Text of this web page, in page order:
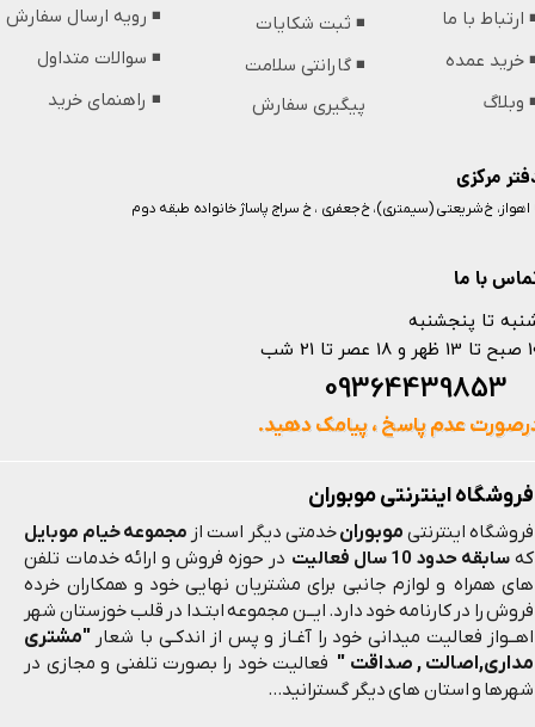
فروشگاه اینترنتی موبوران
فروشگاه اینترنتی موبورانخدمتی دیگر است از مجموعه خیام موبایل
که سابقه حدود 10 سال فعالیت
در حوزه فروش و ارائه خدمات تلفن
های همراه و لوازم جانبی برای مشتریان نهایی خود و همکاران خرده
فروش را در کارنامه خود دارد. ایــن مجموعه ابتـدا در قلب خوزستان شهر
اهــواز فعالیت میدانی خود را آغـاز و پس از اندکـی با شعار "مشتری
مداری,اصالت , صداقت " فعالیت خود را بصورت تلفنی و مجازی در
شهرها و استان های دیگر گسترانید...
مرکزی
با ما
اهواز، خ شریعتی (سیمتری)، خ جعفری ، خ سراج پاساژ خانواده طبقه دوم
تا پنجشنبه
تا 21 شب
عدم پاسخ ، پیامک دهید.
◾️ رویه ارسال سفارش
◾️ سوالات متداول
◾️ راهنمای خرید
ارتباط با ما
خرید عمده
وبلاگ
◾️ ثبت شکایات
◾️ گارانتی سلامت
پیگیری سفارش